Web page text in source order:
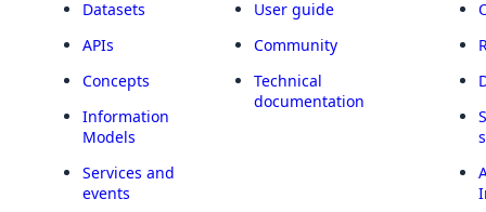
Datasets
APIs
Concepts
Information
Models
Services and
events
User guide
Community
Technical
documentation